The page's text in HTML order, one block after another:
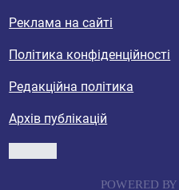
Реклама на сайті
Політика конфіденційності
Редакційна політика
Архів публікацій